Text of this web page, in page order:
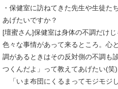
・保健室に訪ねてきた先生や生徒た
あげたいですか？
[壇蜜さん]保健室は身体の不調だけじ
色々な事情があって来るところ。心
調があるときはその反対側の不調も
つくんだよ」って教えてあげたい(笑)
「いま布団にくるまってモジモジ